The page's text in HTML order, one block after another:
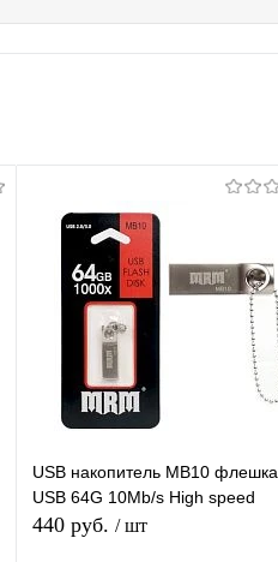
USB накопитель MB10 флешка
USB 64G 10Mb/s High speed
440 руб. / шт